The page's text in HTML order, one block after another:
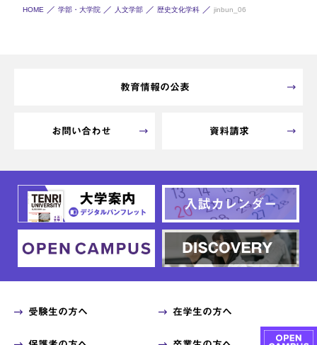
HOME 学部・大学院 人文学部 歴史文化学科 jinbun_06
教育情報の公表
お問い合わせ 資料請求
受験生の方へ 在学生の方へ